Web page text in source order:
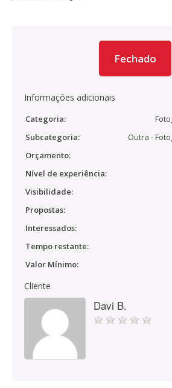
Fechado
Informações adicionais
Categoria:
Subcategoria:
Outra -
Orçamento:
Nível de experiência:
Visibilidade:
Propostas:
Interessados:
Tempo restante:
Valor Mínimo:
Cliente
Davi B.